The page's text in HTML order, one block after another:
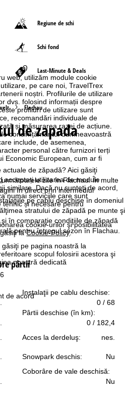
web, utilizăm module cookie
pe care noi, TravelTrex
noștri. Profilurile de utilizare
dvs. folosind informații despre
profiluri de utilizare sunt
recomandări individuale de
și măsurarea razei de acțiune.
consimțământul dumneavoastră
include, de asemenea,
personal către furnizori terți
Economic European, cum ar fi
acceptați utilizarea de module
similare. Dacă nu sunteţi de acord,
numai serviciile care sunt
tehnic și necesare pentru
cookie-urilor şi posibilitatea
laCookie-Policy.
pe pagina noastră la
scopul folosirii acestora şi
noastră dedicată
de acord
Regiune de schi
Schi fond
Last-Minute & Deals
Flachau
de zapada
de zăpadă? Aici găsiţi
zile în Flachau. În multe
în direct prin intermediul
pe cablu deschise în domeniul
stratului de zăpadă pe munte şi
în comparaţie condiţiile de zăpadă
pentru întregul sezon în Flachau.
pârtii
Instalaţii pe cablu deschise:
0 / 68
Pârtii deschise (în km):
0 / 182,4
Acces la derdeluş: nes.
Snowpark deschis:
Nu
Coborâre de vale deschisă:
Nu